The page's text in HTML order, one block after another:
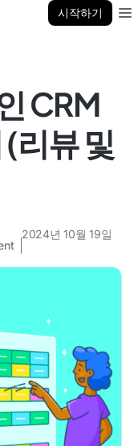
시작하기
CRM
리뷰 및
2024년 10월 19일